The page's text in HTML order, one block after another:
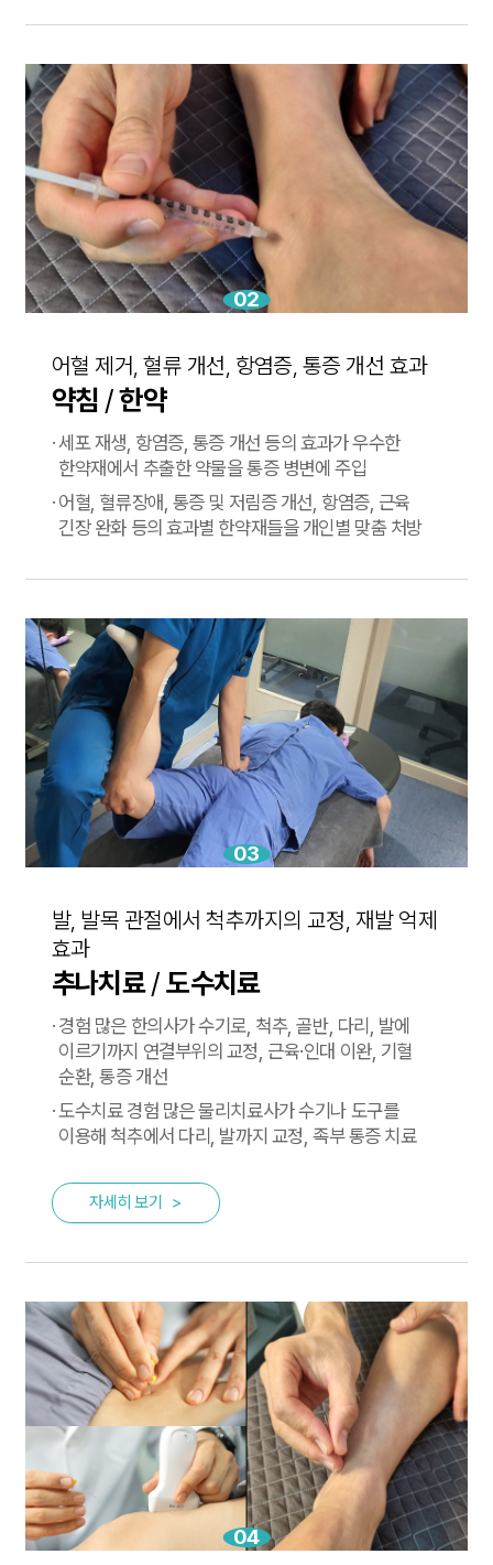
02
어혈 제거, 혈류 개선, 항염증, 통증 개선 효과
약침 /한약
·세포 재생, 항염증, 통증 개선 등의 효과가 우수한
한약재에서 추출한 약물을 통증 병변에 주입
·어혈, 혈류장애, 통증 및 저림증 개선, 항염증, 근육
긴장 완화 등의효과별 한약재들을 개인별 맞춤 처방
03
발, 발목 관절에서 척추까지의 교정, 재발 억제
효과
추나치료/ 도수치료
·경험 많은 한의사가 수기로, 척추, 골반, 다리, 발에
이르기까지 연결부위의 교정, 근육·인대 이완, 기혈
순환, 통증 개선
·도수치료 경험 많은 물리치료사가 수기나 도구를
이용해 척추에서 다리, 발까지 교정, 족부 통증 치료
자세히 보기 >
04